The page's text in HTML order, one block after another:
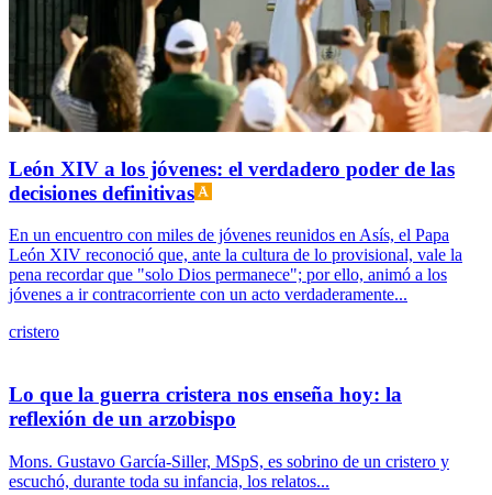
León XIV a los jóvenes: el verdadero poder de las
decisiones definitivas
En un encuentro con miles de jóvenes reunidos en Asís, el Papa
León XIV reconoció que, ante la cultura de lo provisional, vale la
pena recordar que "solo Dios permanece"; por ello, animó a los
jóvenes a ir contracorriente con un acto verdaderamente...
cristero
Lo que la guerra cristera nos enseña hoy: la
reflexión de un arzobispo
Mons. Gustavo García-Siller, MSpS, es sobrino de un cristero y
escuchó, durante toda su infancia, los relatos...